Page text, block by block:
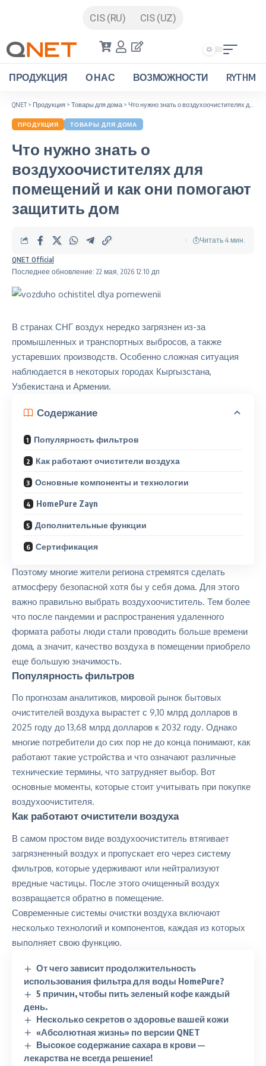
CIS (RU) CIS (UZ)
ПРОДУКЦИЯ О НАС ВОЗМОЖНОСТИ RYTHM
QNET> Продукция > Товары для дома > Что нужно знать о воздухоочистителях для помещений и как они помогают защитить дом
ПРОДУКЦИЯ ТОВАРЫ ДЛЯ ДОМА
Что нужно знать о
воздухоочистителях для
помещений и как они помогают
защитить дом
Последнее обновление: 22 мая, 2026 12:10 дп
QNET Official
Читать 4 мин.
В странах СНГ воздух нередко загрязнен из-за
промышленных и транспортных выбросов, а также
устаревших производств. Особенно сложная ситуация
наблюдается в некоторых городах Кыргызстана,
Узбекистанаи Армении.
Содержание
Популярность фильтров
Как работают очистители воздуха
Основные компоненты и технологии
HomePure Zayn
Дополнительные функции
Сертификация
Поэтому многие жители региона стремятся сделать
атмосферу безопасной хотя бы у себя дома. Для этого
важно правильно выбрать воздухоочиститель. Тем более
что после пандемии и распространения удаленного
формата работы люди стали проводить больше времени
дома, а значит, качество воздуха в помещении приобрело
еще большую значимость.
Популярность фильтров
По прогнозам аналитиков, мировой рынок бытовых
очистителей воздуха вырастет с 9,10 млрд долларов в
2025 году до 13,68 млрд долларов к 2032 году. Однако
многие потребители до сих пор не до конца понимают, как
работают такие устройства и что означают различные
технические термины, что затрудняет выбор. Вот
основные моменты, которые стоит учитывать при покупке
воздухоочистителя.
Как работают очистители воздуха
В самом простом виде воздухоочиститель втягивает
загрязненный воздух и пропускает его через систему
фильтров, которые удерживают или нейтрализуют
вредные частицы. После этого очищенный воздух
возвращается обратно в помещение.
Современные системы очистки воздуха включают
несколько технологий и компонентов, каждая из которых
выполняет свою функцию.
От чего зависит продолжительность
использования фильтра для воды HomePure?
5 причин, чтобы пить зеленый кофе каждый
день.
Несколько секретов о здоровье вашей кожи
«Абсолютная жизнь» по версии QNET
Высокое содержание сахара в крови —
лекарства не всегда решение!